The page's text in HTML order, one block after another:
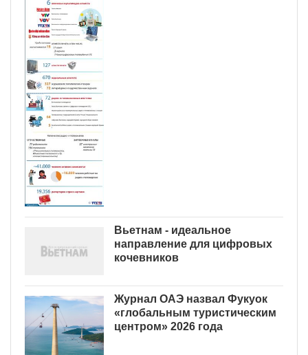
Вьетнам - идеальное
направление для цифровых
кочевников
Журнал ОАЭ назвал Фукуок
«глобальным туристическим
центром» 2026 года